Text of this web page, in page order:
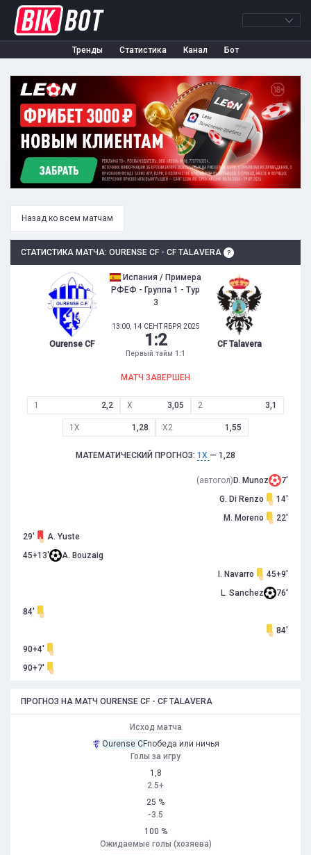
Тренды Статистика Канал Бот
Назад ко всем матчам
СТАТИСТИКА МАТЧА: OURENSE CF - CF TALAVERA
Ourense CF
Испания / Примера
РФЕФ - Группа 1 - Тур
3
13:00, 14 СЕНТЯБРЯ 2025
1 :2
Первый тайм 1:1
CF Talavera
МАТЧ ЗАВЕРШЕН
1 2,2 X 3,05 2 3,1
1X 1,28 X2 1,55
МАТЕМАТИЧЕСКИЙ ПРОГНОЗ: 1X — 1,28
(автогол) D. Munoz
7'
G. Di Renzo
14'
M. Moreno
22'
29'
A. Yuste
45+13'
A. Bouzaig
I. Navarro
45+9'
L. Sanchez
76'
84'
84'
90+4'
90+7'
ПРОГНОЗ НА МАТЧ OURENSE CF - CF TALAVERA
Исход матча
Ourense CFпобеда или ничья
Голы за игру
1,8
2.5+
25 %
-3.5
100 %
Ожидаемые голы (хозяева)